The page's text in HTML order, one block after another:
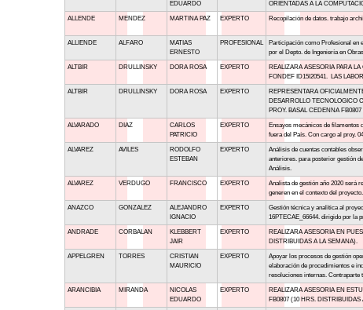
EDUARDO
ORIENTADAS A LA
ALLENDE MENDEZ MARTINA PAZ EXPERTO Recopilación de datos. trabajo
ALLIENDE ALFARO
MATIAS
ERNESTO
PROFESIONAL
Participación como Profesional en
por el Depto. de Ingeniería en
ALTBIR DRULLINSKY DORA ROSA EXPERTO
REALIZARA ASESORIA PARA
FONDEF ID15I20541. LAS
ALTBIR DRULLINSKY DORA ROSA EXPERTO
REPRESENTARA
DESARROLLO TECNOLOGICO
PROY. BASAL CEDENNA
ALVARADO DIAZ
CARLOS
PATRICIO
EXPERTO
Ensayos mecánicos de filamentos
fuera del País. Con cargo al proy.
ALVAREZ AVILES
RODOLFO
ESTEBAN
EXPERTO
Análisis de cuentas contables
anteriores. para posterior gestión
Análisis.
ALVAREZ VERDUGO FRANCISCO EXPERTO
Analista de gestión año 2020 será
generen en el contexto del
ANAZCO GONZALEZ
ALEJANDRO
IGNACIO
EXPERTO
Gestión técnica y analítica al
16PTECAE_66644. dirigido por la
ANDRADE CORBALAN
KLEBBERT
JAIR
EXPERTO
REALIZARA ASESORIA EN
DISTRIBUIDAS A LA SEMANA).
APPELGREN TORRES
CRISTIAN
MAURICIO
EXPERTO
Apoyar los procesos de gestión
elaboración de procedimientos e
resoluciones internas. Contraparte
ARANCIBIA MIRANDA
NICOLAS
EDUARDO
EXPERTO
REALIZARA ASESORIA EN
FB0807 (10 HRS. DISTRIBUIDAS